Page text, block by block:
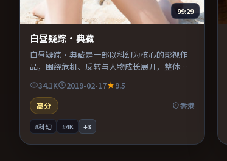
99:29
白昼疑踪·典藏
白昼疑踪·典藏是一部以科幻为核心的影视作
品，围绕危机、反转与人物成长展开，整体节
奏紧凑，值得推荐观看。
34.1K 2019-02-17
9.5
高分
香港
#科幻 #4K +3